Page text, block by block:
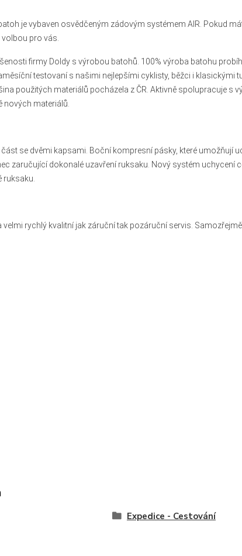
je vybaven osvědčeným zádovým systémem AIR. Pokud
pro vás.
firmy Doldy s výrobou batohů. 100% výroba batohu
testovaní s našimi nejlepšími cyklisty, běžci i klasickými
použitých materiálů pocházela z ČR. Aktivně spolupracuje s
nových materiálů.
se dvěmi kapsami. Boční kompresní pásky, které umožňují
zaručující dokonalé uzavření ruksaku. Nový systém uchycení
ruksaku.
rychlý kvalitní jak záruční tak pozáruční servis.
Expedice - Cestování